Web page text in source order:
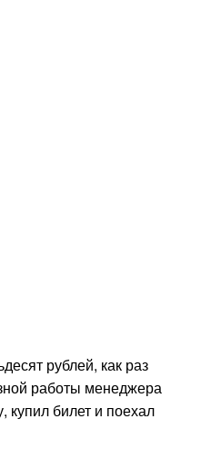
рублей, как раз
работы менеджера
купил билет и поехал